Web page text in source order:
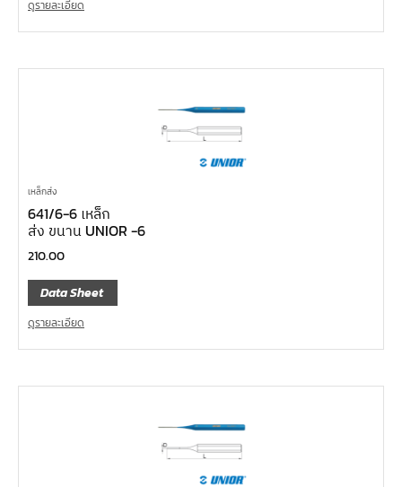
ดูรายละเอียด
เหล็กส่ง
641/6-6 เหล็ก
ส่ง ขนาน UNIOR -6
210.00
Data Sheet
ดูรายละเอียด